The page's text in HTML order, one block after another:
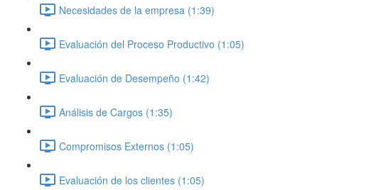
Necesidades de la empresa (1:39)
Evaluación del Proceso Productivo (1:05)
Evaluación de Desempeño (1:42)
Análisis de Cargos (1:35)
Compromisos Externos (1:05)
Evaluación de los clientes (1:05)